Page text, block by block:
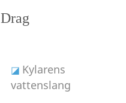
Drag
◪ Kylarens
vattenslang